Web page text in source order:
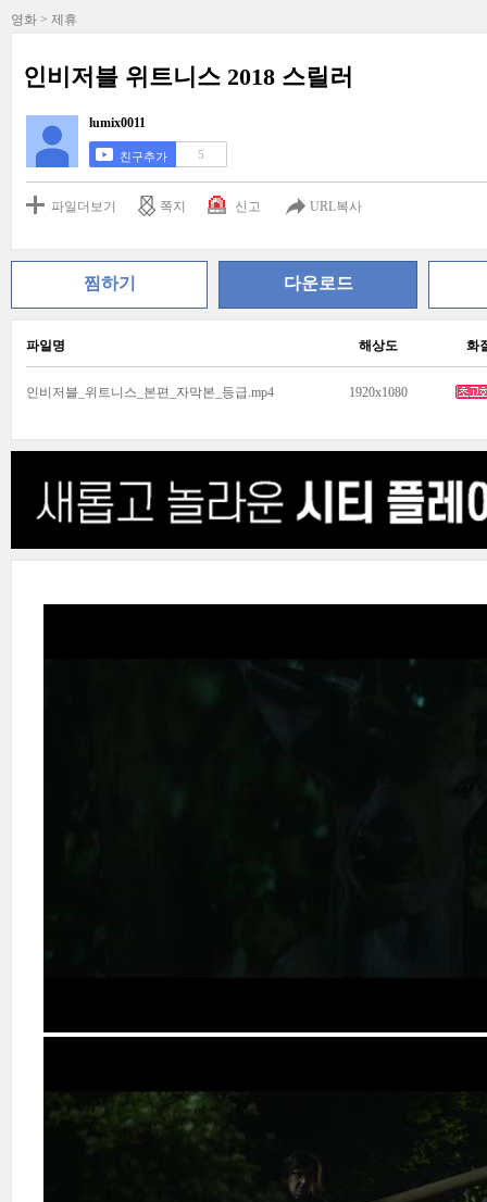
영화 > 제휴
인비저블 위트니스 2018 스릴러
lumix0011
친구추가 5
파일더보기 쪽지 신고 URL복사
찜하기 다운로드
파일명 해상도 화
인비저블_위트니스_본편_자막본_등급.mp4 1920x1080